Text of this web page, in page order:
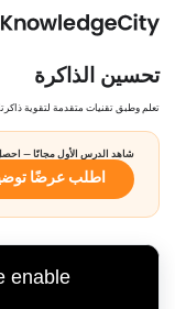
تحسين الذاكرة
تعلم وطبق تقنيات متقدمة لتقوية
شاهد الدرس الأول مجانًا —
اطلب عرضًا
enable